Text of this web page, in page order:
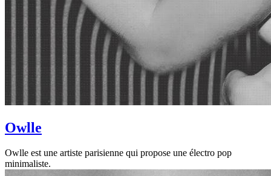
Owlle
Owlle est une artiste parisienne qui propose une électro pop
minimaliste.